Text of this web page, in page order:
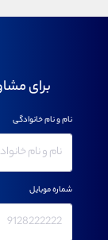
برای
نام و نام خانوادگی
شماره موبایل